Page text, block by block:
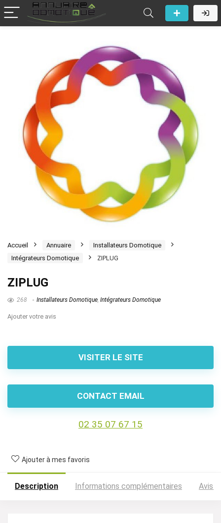
Accueil Annuaire
Installateurs Domotique
Intégrateurs Domotique
ZIPLUG
ZIPLUG
268 Installateurs Domotique, Intégrateurs Domotique
Ajouter votre avis
VISITER LE SITE
CONTACT EMAIL
02 35 07 67 15
Ajouter à mes favoris
Description Informations complémentaires Avis